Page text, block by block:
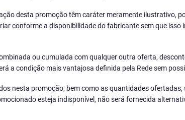
desta promoção têm caráter meramente ilustrativo,
conforme a disponibilidade do fabricante sem que
ou cumulada com qualquer outra oferta,
a condição mais vantajosa definida pela Rede sem
nesta promoção, bem como as quantidades
esteja indisponível, não será fornecida